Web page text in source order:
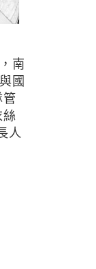
南
國
絲
人